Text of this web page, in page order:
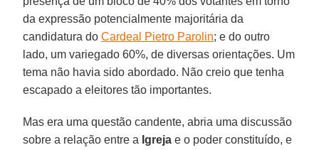
da expressão potencialmente majoritária da
candidatura doCardeal Pietro Parolin; e do outro
lado, um variegado 60%, de diversas orientações. Um
tema não havia sido abordado. Não creio que tenha
escapado a eleitores tão importantes.
Mas era uma questão candente, abria uma discussão
sobre a relação entre a Igreja e o poder constituído, e